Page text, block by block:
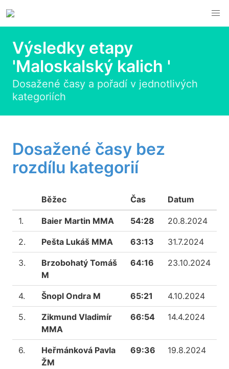
Výsledky etapy
'Maloskalský kalich '
Dosažené časy a pořadí v jednotlivých
kategoriích
Dosažené časy bez
rozdílu kategorií
Běžec Čas Datum
1. Baier Martin MMA 54:28 20.8.2024
2. Pešta Lukáš MMA 63:13 31.7.2024
3.
Brzobohatý Tomáš
M
64:16 23.10.2024
4. Šnopl Ondra M 65:21 4.10.2024
5.
Zikmund Vladimír
MMA
66:54 14.4.2024
6.
Heřmánková Pavla
ŽM
69:36 19.8.2024